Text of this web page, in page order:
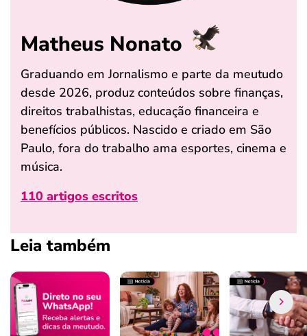
Matheus Nonato
Graduando em Jornalismo e parte da meutudo
desde 2026, produz conteúdos sobre finanças,
direitos trabalhistas, educação financeira e
benefícios públicos. Nascido e criado em São
Paulo, fora do trabalho ama esportes, cinema e
música.
110 artigos escritos
Leia também